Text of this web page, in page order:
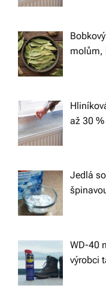
g
a
t
i
o
n
molům,
až 30
Jedlá
WD-40
výrobci